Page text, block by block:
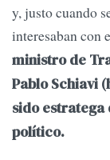
y, justo cuando
interesaban con
ministro de
Pablo Schiavi
sido estratega
político.